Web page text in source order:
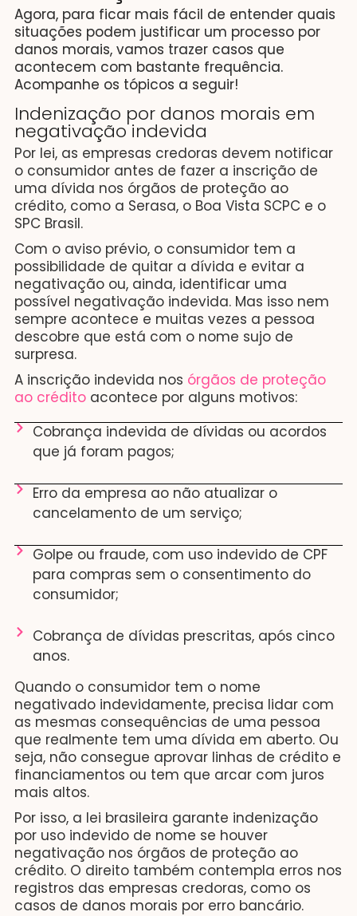
Agora, para ficar mais fácil de entender quais
situações podem justificar um processo por
danos morais, vamos trazer casos que
acontecem com bastante frequência.
Acompanhe os tópicos a seguir!
Indenização por danos morais em
negativação indevida
Por lei, as empresas credoras devem notificar
o consumidor antes de fazer a inscrição de
uma dívida nos órgãos de proteção ao
crédito, como a Serasa, o Boa Vista SCPC e o
SPC Brasil.
Com o aviso prévio, o consumidor tem a
possibilidade de quitar a dívida e evitar a
negativação ou, ainda, identificar uma
possível negativação indevida. Mas isso nem
sempre acontece e muitas vezes a pessoa
descobre que está com o nome sujo de
surpresa.
A inscrição indevida nos órgãos de proteção
ao crédito acontece por alguns motivos:
Cobrança indevida de dívidas ou acordos
que já foram pagos;
Erro da empresa ao não atualizar o
cancelamento de um serviço;
Golpe ou fraude, com uso indevido de CPF
para compras sem o consentimento do
consumidor;
Cobrança de dívidas prescritas, após cinco
anos.
Quando o consumidor tem o nome
negativado indevidamente, precisa lidar com
as mesmas consequências de uma pessoa
que realmente tem uma dívida em aberto. Ou
seja, não consegue aprovar linhas de crédito e
financiamentos ou tem que arcar com juros
mais altos.
Por isso, a lei brasileira garante indenização
por uso indevido de nome se houver
negativação nos órgãos de proteção ao
crédito. O direito também contempla erros nos
registros das empresas credoras, como os
casos de danos morais por erro bancário.